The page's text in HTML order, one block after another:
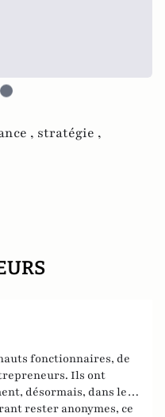
, stratégie ,
fonctionnaires, de
Ils ont
désormais, dans le
rester anonymes, ce